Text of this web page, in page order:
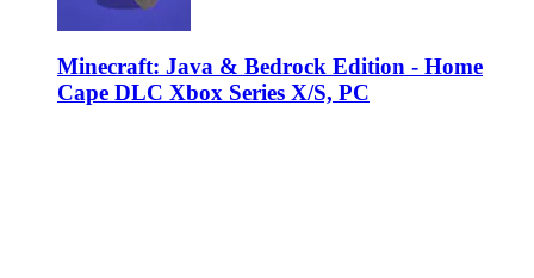
Minecraft: Java & Bedrock Edition - Home
Cape DLC Xbox Series X/S, PC